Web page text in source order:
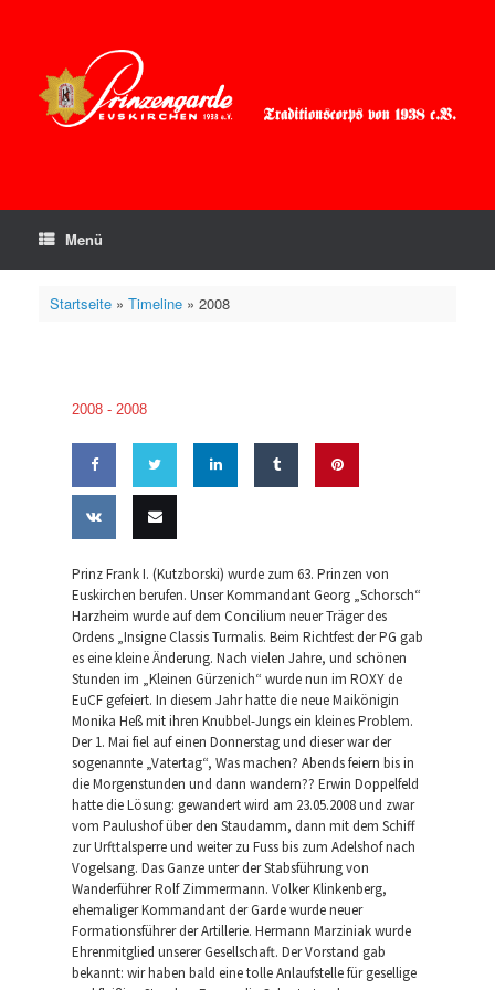
Menü
Startseite» Timeline» 2008
2008 - 2008
Facebook
Share
Twitter LinkedIn Tumblr
on VK this
Prinz Frank I. (Kutzborski) wurde zum 63. Prinzen von
Euskirchen berufen. Unser Kommandant Georg „Schorsch“
Harzheim wurde auf dem Concilium neuer Träger des
Ordens „Insigne Classis Turmalis. Beim Richtfest der PG gab
es eine kleine Änderung. Nach vielen Jahre, und schönen
Stunden im „Kleinen Gürzenich“ wurde nun im ROXY de
EuCF gefeiert. In diesem Jahr hatte die neue Maikönigin
Monika Heß mit ihren Knubbel-Jungs ein kleines Problem.
Der 1. Mai fiel auf einen Donnerstag und dieser war der
sogenannte „Vatertag“, Was machen? Abends feiern bis in
die Morgenstunden und dann wandern?? Erwin Doppelfeld
hatte die Lösung: gewandert wird am 23.05.2008 und zwar
vom Paulushof über den Staudamm, dann mit dem Schiff
zur Urfttalsperre und weiter zu Fuss bis zum Adelshof nach
Vogelsang. Das Ganze unter der Stabsführung von
Wanderführer Rolf Zimmermann. Volker Klinkenberg,
ehemaliger Kommandant der Garde wurde neuer
Formationsführer der Artillerie. Hermann Marziniak wurde
Ehrenmitglied unserer Gesellschaft. Der Vorstand gab
bekannt: wir haben bald eine tolle Anlaufstelle für gesellige